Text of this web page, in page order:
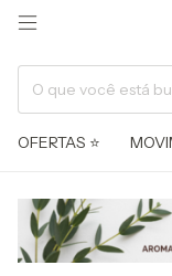
OFERTAS ⭐